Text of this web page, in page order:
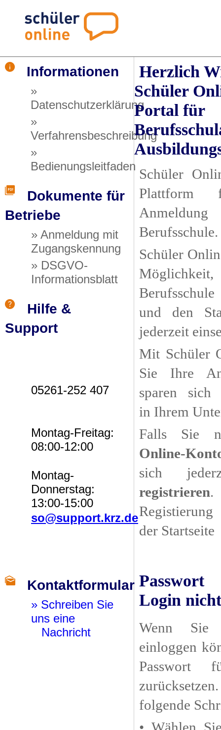
Informationen
»
Datenschutzerklärung
»
Verfahrensbeschreibung
»
Bedienungsleitfaden
Dokumente für
Betriebe
» Anmeldung mit
Zugangskennung
» DSGVO-
Informationsblatt
Hilfe &
Support
05261-252 407
Montag-Freitag:
08:00-12:00
Montag-
Donnerstag:
13:00-15:00
so@support.krz.de
Kontaktformular
» Schreiben Sie
uns eine
Nachricht
Herzlich
Schüler
Portal für
Schüler
Berufsschule.
Schüler
und den
jederzeit
Mit Schüler
Sie Ihre
sparen sich
in Ihrem
Falls Sie
Online-
sich
registrieren.
der Startseite
Passwort
Login
Wenn
einloggen
Passwort
folgende